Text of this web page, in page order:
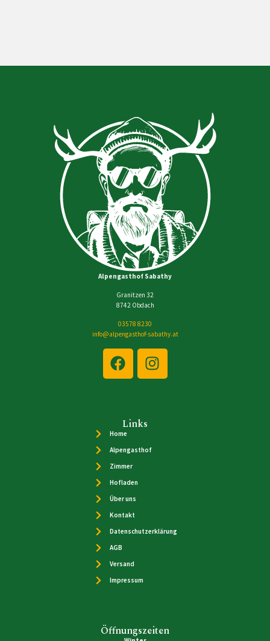
Alpengasthof Sabathy
Granitzen 32
8742 Obdach
03578 8230
info@alpengasthof-sabathy.at
Links
Home
Alpengasthof
Zimmer
Hofladen
Über uns
Kontakt
Datenschutzerklärung
AGB
Versand
Impressum
Öffnungszeiten